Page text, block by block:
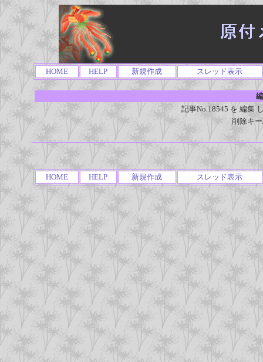
HOME HELP 新規作成 スレッド表示
記事No.18545 を 編集
削除キ
HOME HELP 新規作成 スレッド表示